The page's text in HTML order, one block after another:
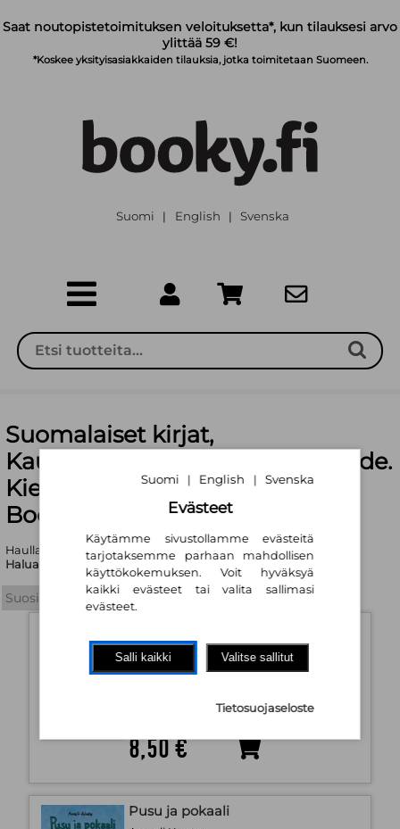
Saat noutopistetoimituksen veloituksetta*, kun tilauksesi arvo
ylittää 59 €!
*Koskee yksityisasiakkaiden tilauksia, jotka toimitetaan Suomeen.
Suomi | English | Svenska
Suomalaiset kirjat,
Kaunokirjallisuus. Kirjallisuustiede.
Kielitiede, Kertomakirjallisuus |
Booky.fi
Haullasi löytyi yhteensä 711 tuotetta
Haluatko tarkentaa hakukriteerejä?
Marita Mäntyvaara
Sanoma Pro Oy
Tilaustuote
8,50 €
Pusu ja pokaali
Suomi | English | Svenska
Evästeet
Käytämme sivustollamme evästeitä
tarjotaksemme parhaan mahdollisen
käyttökokemuksen. Voit hyväksyä
kaikki evästeet tai valita sallimasi
evästeet.
Salli kaikki Valitse sallitut
Tietosuojaseloste